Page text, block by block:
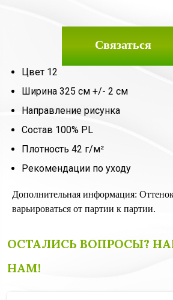
Связаться
Цвет 12
Ширина 325 см +/- 2 см
Направление рисунка
Состав 100% PL
Плотность 42 г/м²
Рекомендации по уходу
Дополнительная информация:
варьироваться от партии к партии.
ОСТАЛИСЬ ВОПРОСЫ?
НАМ!